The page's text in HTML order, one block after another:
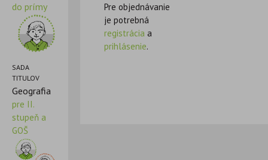
do prímy
SADA
TITULOV
Geografia
pre II.
stupeň a
GOŠ
Pre objednávanie
je potrebná
registrácia a
prihlásenie.